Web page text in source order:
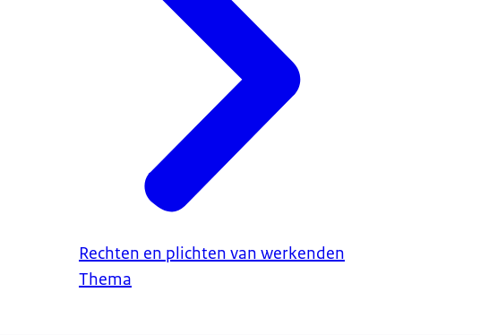
Rechten en plichten van werkenden
Thema